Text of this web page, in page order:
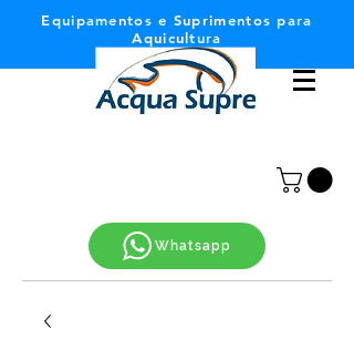
Equipamentos e Suprimentos para
Aquicultura
Whatsapp